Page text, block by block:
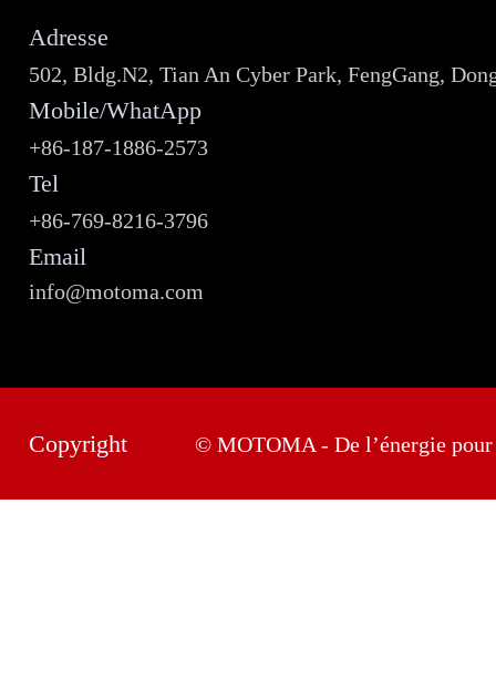
Adresse
502, Bldg.N2, Tian An Cyber Park, FengGang,
Mobile/WhatApp
+86-187-1886-2573
Tel
+86-769-8216-3796
Email
info@motoma.com
Copyright © MOTOMA - De l’énergie